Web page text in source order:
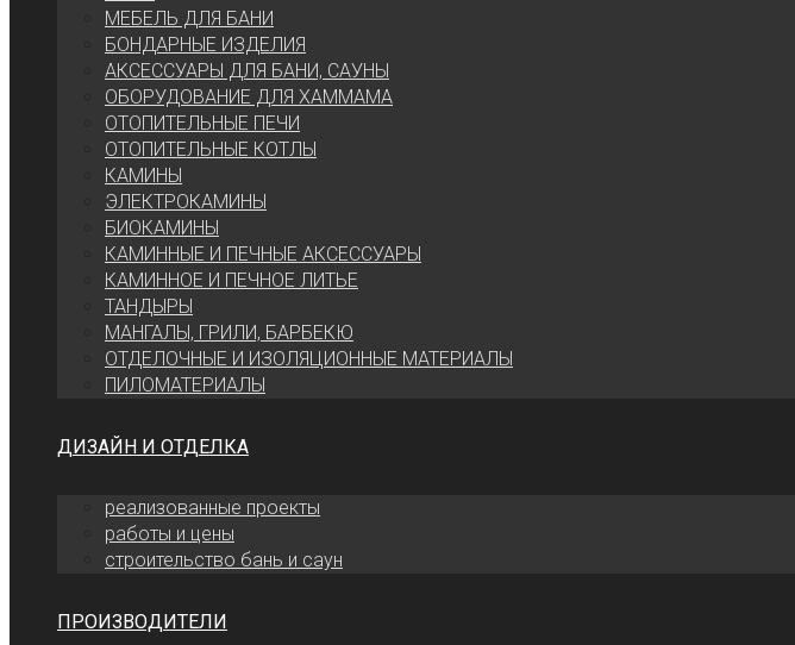
МЕБЕЛЬ ДЛЯ БАНИ
БОНДАРНЫЕ ИЗДЕЛИЯ
АКСЕССУАРЫ ДЛЯ БАНИ, САУНЫ
ОБОРУДОВАНИЕ ДЛЯ ХАММАМА
ОТОПИТЕЛЬНЫЕ ПЕЧИ
ОТОПИТЕЛЬНЫЕ КОТЛЫ
КАМИНЫ
ЭЛЕКТРОКАМИНЫ
БИОКАМИНЫ
КАМИННЫЕ И ПЕЧНЫЕ АКСЕССУАРЫ
КАМИННОЕ И ПЕЧНОЕ ЛИТЬЕ
ТАНДЫРЫ
МАНГАЛЫ, ГРИЛИ, БАРБЕКЮ
ОТДЕЛОЧНЫЕ И ИЗОЛЯЦИОННЫЕ МАТЕРИАЛЫ
ПИЛОМАТЕРИАЛЫ
ДИЗАЙН И ОТДЕЛКА
реализованные проекты
работы и цены
cтроительство бань и саун
ПРОИЗВОДИТЕЛИ